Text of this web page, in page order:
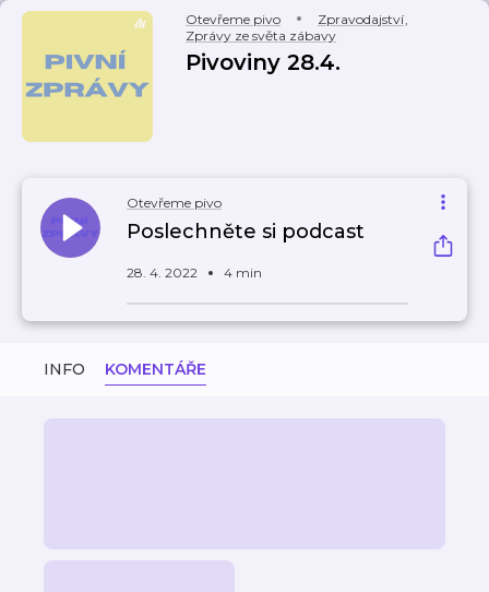
Otevřeme pivo Zpravodajství,
Zprávy ze světa zábavy
Pivoviny 28.4.
Otevřeme pivo
Poslechněte si podcast
28. 4. 2022 4 min
INFO KOMENTÁŘE